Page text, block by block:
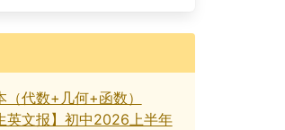
代数+几何+函数）
英文报】初中2026上半年